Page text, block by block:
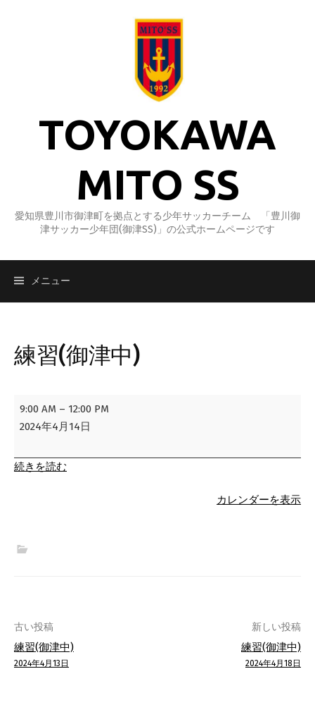
TOYOKAWA
MITO SS
愛知県豊川市御津町を拠点とする少年サッカーチーム 「豊川御
津サッカー少年団(御津SS)」の公式ホームページです
メニュー
練習(御津中)
練
習
津
中)
9:00 AM – 12:00 PM
2024年4月14日
続きを読む
カレンダーを表示
投
稿
古い投稿
練習(御津中)
2024年4月13日
新しい投稿
練習(御津中)
2024年4月18日